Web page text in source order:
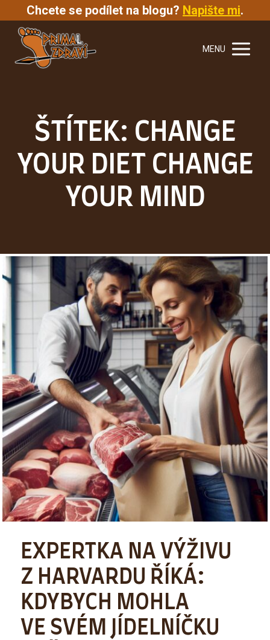
Chcete se podílet na blogu? Napište mi.
MENU
ŠTÍTEK: CHANGE
YOUR DIET CHANGE
YOUR MIND
EXPERTKA NA VÝŽIVU
Z HARVARDU ŘÍKÁ:
KDYBYCH MOHLA
VE SVÉM JÍDELNÍČKU